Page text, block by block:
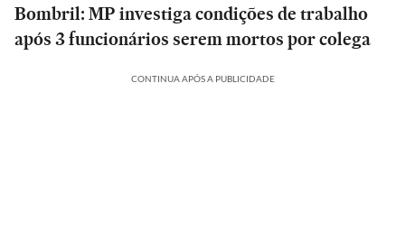
Bombril: MP investiga condições de trabalho
após 3 funcionários serem mortos por colega
CONTINUA APÓS A PUBLICIDADE